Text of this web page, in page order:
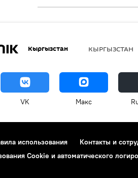
Кыргызстан КЫРГЫЗСТАН
VK Макс
использования Контакты и
Cookie и автоматического